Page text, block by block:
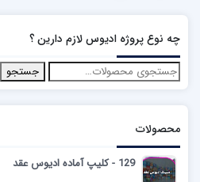
چه نوع پروژه ادیوس لازم دارین ؟
جستجو
محصولات
129 - کلیپ آماده ادیوس عقد